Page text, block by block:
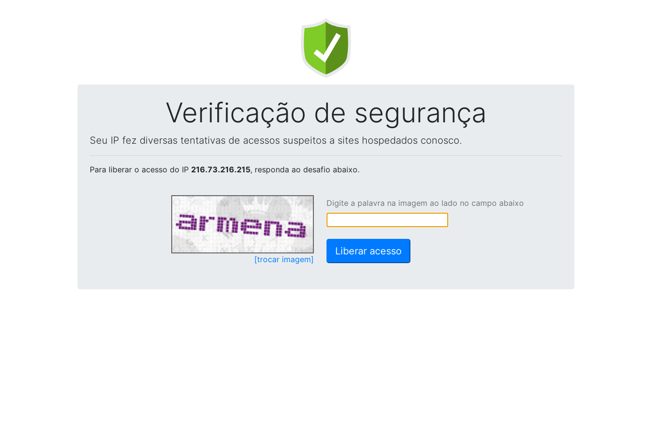
Verificação de segurança
Seu IP fez diversas tentativas de acessos suspeitos a sites hospedados conosco.
Para liberar o acesso do IP 216.73.216.215, responda ao desafio abaixo.
[trocar imagem]
Digite a palavra na imagem ao lado no campo abaixo